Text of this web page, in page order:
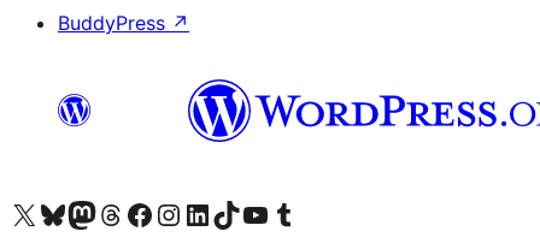
BuddyPress ↗
Visita la cuenta de X (anteriormente Twitter)
Visita a nosa conta de Bluesky
Visita a nosa conta de Mastodon
Visita a nosa conta de Threads
Visita a nosa páxina de Facebook
Visita a nosa conta de Instagram
Visita a nosa conta de LinkedIn
Visita a nosa conta de TikTok
Visita a nosa canle de YouTube
Visita a nosa conta de Tumblr